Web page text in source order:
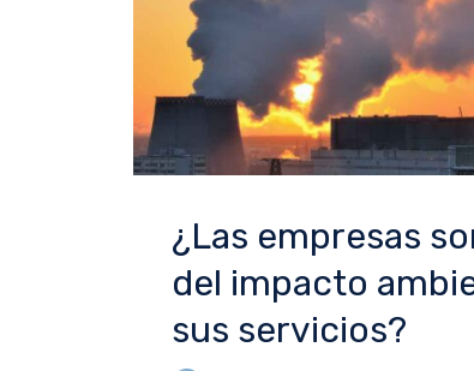
¿Las empresas
del impacto
sus servicios?